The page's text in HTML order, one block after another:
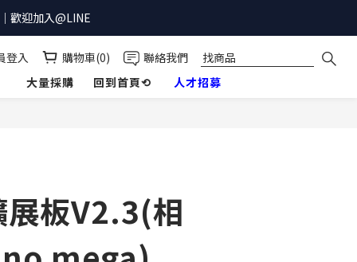
歡迎加入@LINE
登入 購物車(0)
聯絡我們
大量採購 回到首頁⟲ 人才招募
板V2.3(相